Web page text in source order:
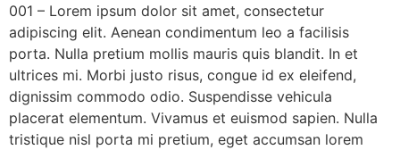
001 – Lorem ipsum dolor sit amet, consectetur
adipiscing elit. Aenean condimentum leo a facilisis
porta. Nulla pretium mollis mauris quis blandit. In et
ultrices mi. Morbi justo risus, congue id ex eleifend,
dignissim commodo odio. Suspendisse vehicula
placerat elementum. Vivamus et euismod sapien. Nulla
tristique nisl porta mi pretium, eget accumsan lorem